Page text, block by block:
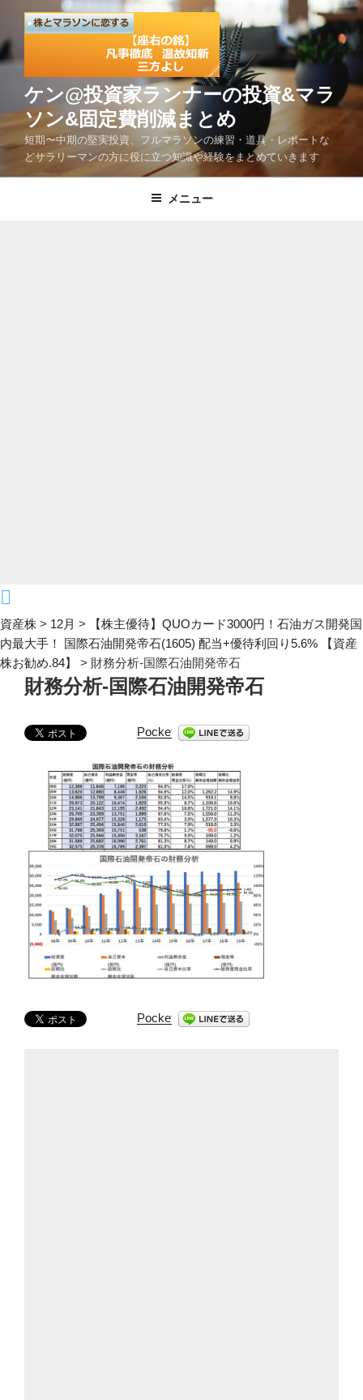
テ
ン
ス
キ
ケン@投資家ランナーの投資&マラ
ソン&固定費削減まとめ
短期〜中期の堅実投資、フルマラソンの練習・道具・レポートな
どサラリーマンの方に役に立つ知識や経験をまとめていきます
メニュー
資産株 > 12月 >
【株主優待】QUOカード3000円！石油ガス開発国
内最大手！ 国際石油開発帝石(1605) 配当+優待利回り5.6% 【資産
株お勧め.84】
> 財務分析-国際石油開発帝石
財務分析-国際石油開発帝石
Pocket
Pocket